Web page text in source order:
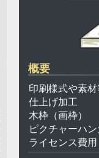
概要
印刷様式や素
仕上げ加工
木枠（画枠）
ピクチャーハ
ライセンス費用